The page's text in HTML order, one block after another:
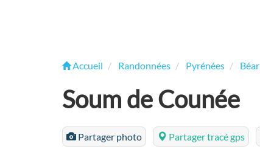
Accueil Randonnées Pyrénées
Soum de Counée
Partager photo Partager tracé gps